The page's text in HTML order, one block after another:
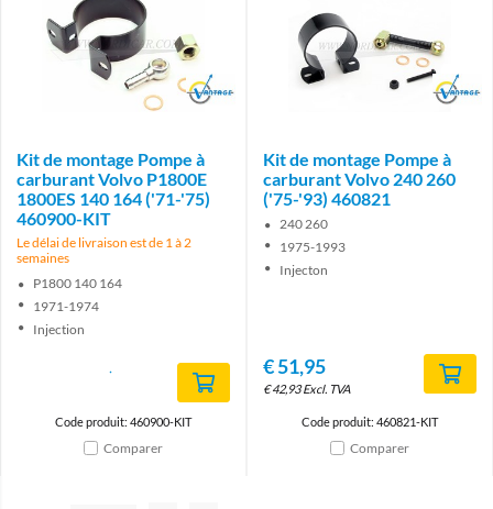
Brand
Kit de montage Pompe à
carburant Volvo P1800E
1800ES 140 164 ('71-'75)
460900-KIT
Le délai de livraison est de 1 à 2
semaines
P1800 140 164
1971-1974
Injection
Code produit: 460900-KIT
Comparer
Brand
Kit de montage Pompe à
carburant Volvo 240 260
('75-'93) 460821
240 260
1975-1993
Injecton
€51,95
€42,93 Excl. TVA
Code produit: 460821-KIT
Comparer